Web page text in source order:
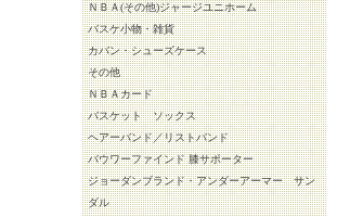
ＮＢＡ(その他)ジャージユニホーム
バスケ小物・雑貨
カバン・シューズケース
その他
ＮＢＡカード
バスケット ソックス
ヘアーバンド／リストバンド
バウワーファインド 膝サポーター
ジョーダンブランド・アンダーアーマー サン
ダル